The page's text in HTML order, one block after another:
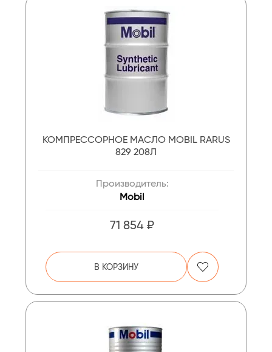
КОМПРЕССОРНОЕ МАСЛО MOBIL RARUS
829 208Л
Производитель:
Mobil
71 854 ₽
В КОРЗИНУ